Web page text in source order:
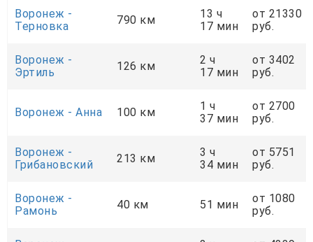
Воронеж -
Терновка
790 км
13 ч
17 мин
от 21330
руб.
Воронеж -
Эртиль
126 км
2 ч
17 мин
от 3402
руб.
Воронеж - Анна 100 км
1 ч
37 мин
от 2700
руб.
Воронеж -
Грибановский
213 км
3 ч
34 мин
от 5751
руб.
Воронеж -
Рамонь
40 км 51 мин
от 1080
руб.